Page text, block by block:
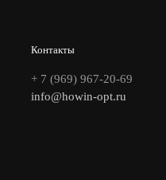
Контакты
+ 7 (969) 967-20-69
info@howin-opt.ru